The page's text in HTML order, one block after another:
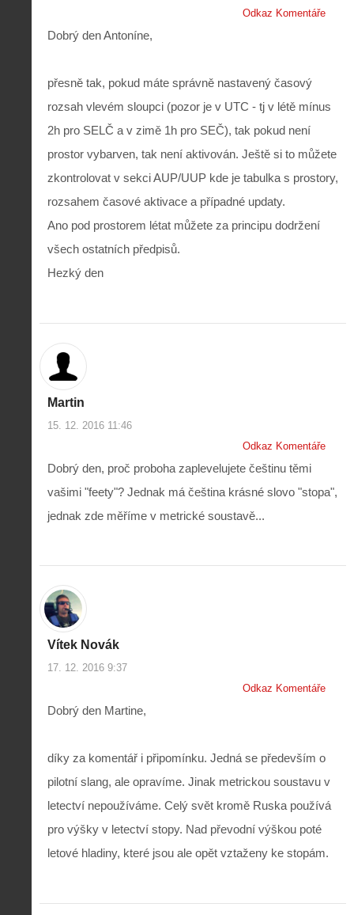
Odkaz Komentáře
Dobrý den Antoníne,
přesně tak, pokud máte správně nastavený časový
rozsah vlevém sloupci (pozor je v UTC - tj v létě mínus
2h pro SELČ a v zimě 1h pro SEČ), tak pokud není
prostor vybarven, tak není aktivován. Ještě si to můžete
zkontrolovat v sekci AUP/UUP kde je tabulka s prostory,
rozsahem časové aktivace a případné updaty.
Ano pod prostorem létat můžete za principu dodržení
všech ostatních předpisů.
Hezký den
Martin
15. 12. 2016 11:46
Odkaz Komentáře
Dobrý den, proč proboha zaplevelujete češtinu těmi
vašimi "feety"? Jednak má čeština krásné slovo "stopa",
jednak zde měříme v metrické soustavě...
Vítek Novák
17. 12. 2016 9:37
Odkaz Komentáře
Dobrý den Martine,
díky za komentář i připomínku. Jedná se především o
pilotní slang, ale opravíme. Jinak metrickou soustavu v
letectví nepoužíváme. Celý svět kromě Ruska používá
pro výšky v letectví stopy. Nad převodní výškou poté
letové hladiny, které jsou ale opět vztaženy ke stopám.